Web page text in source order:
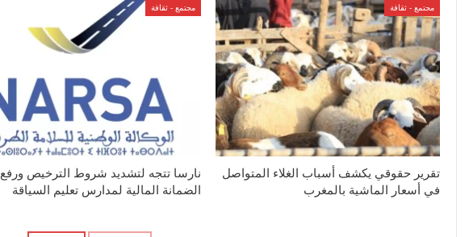
مجتمع - ثقافة
تقرير حقوقي يكشف أسباب الغلاء المتواصل
في أسعار الماشية بالمغرب
مجتمع - ثقافة
نارسا تتجه لتشديد شروط الترخيص ورفع
الضمانة المالية لمدارس تعليم السياقة